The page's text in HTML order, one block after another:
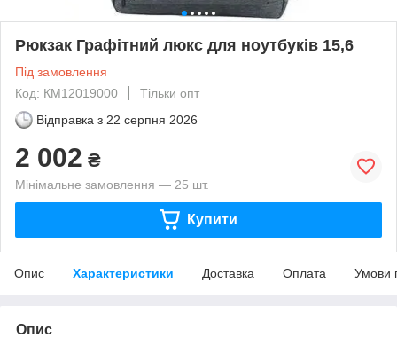
Рюкзак Графітний люкс для ноутбуків 15,6
Під замовлення
Код: КМ12019000
Тільки опт
Відправка з 22 серпня 2026
2 002 ₴
Мінімальне замовлення — 25 шт.
Купити
Опис Характеристики Доставка Оплата Умови
Опис